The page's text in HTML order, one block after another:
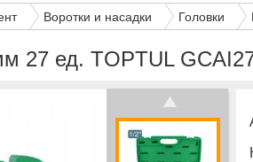
Воротки и насадки Головки
27 ед. TOPTUL